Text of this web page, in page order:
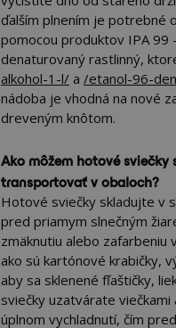
ďalším plnením je potrebné
pomocou produktov IPA 99
denaturovaný rastlinný,
alkohol-1-l/ a /etanol-96-
nádoba je vhodná na nové
dreveným knôtom.
Ako môžem hotové
transportovať v obaloch?
Hotové sviečky skladujte v
pred priamym slnečným
zmäknutiu alebo
ako sú kartónové krabičky,
aby sa sklenené fľaštičky,
sviečky uzatvárate
úplnom vychladnutí, čím